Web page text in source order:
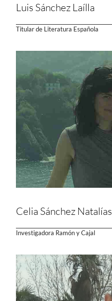
Luis Sánchez Laílla
Titular de Literatura Española
Celia Sánchez Natalías
Investigadora Ramón y Cajal